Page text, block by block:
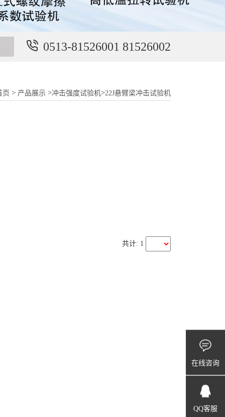
0513-81526001 81526002
页 > 产品展示 >冲击强度试验机>22J悬臂梁冲击试验机
共计: 1
在线咨询
QQ客服